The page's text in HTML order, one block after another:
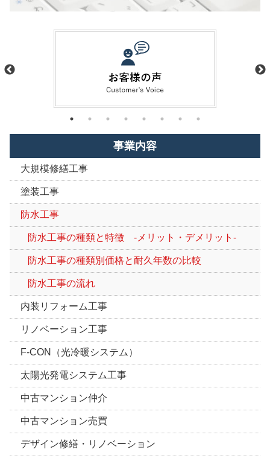
事業内容
大規模修繕工事
塗装工事
防水工事
防水工事の種類と特徴 -メリット・デメリット-
防水工事の種類別価格と耐久年数の比較
防水工事の流れ
内装リフォーム工事
リノベーション工事
F-CON（光冷暖システム）
太陽光発電システム工事
中古マンション仲介
中古マンション売買
デザイン修繕・リノベーション